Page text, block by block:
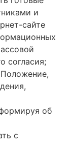
и
сайте
согласия;
об
с